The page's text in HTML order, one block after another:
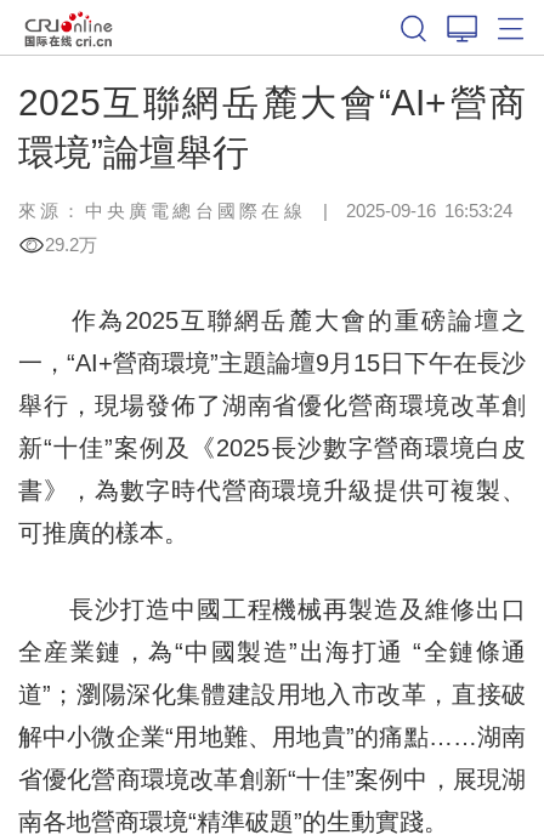
2025互聯網岳麓大會“AI+營商
環境”論壇舉行
來源：中央廣電總台國際在線 | 2025-09-16 16:53:24
29.2万
作為2025互聯網岳麓大會的重磅論壇之
一，“AI+營商環境”主題論壇9月15日下午在長沙
舉行，現場發佈了湖南省優化營商環境改革創
新“十佳”案例及《2025長沙數字營商環境白皮
書》，為數字時代營商環境升級提供可複製、
可推廣的樣本。
長沙打造中國工程機械再製造及維修出口
全産業鏈，為“中國製造”出海打通 “全鏈條通
道”；瀏陽深化集體建設用地入市改革，直接破
解中小微企業“用地難、用地貴”的痛點……湖南
省優化營商環境改革創新“十佳”案例中，展現湖
南各地營商環境“精準破題”的生動實踐。